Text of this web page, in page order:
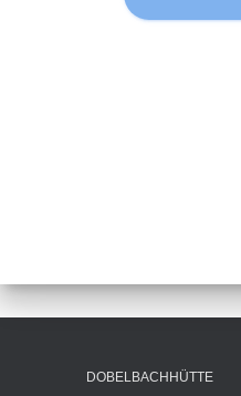
DOBELBACHHÜTTE